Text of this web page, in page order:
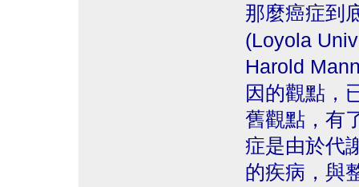
那麼癌症到
(Loyola
Harold
因的觀點，
舊觀點，有
症是由於代
的疾病，與